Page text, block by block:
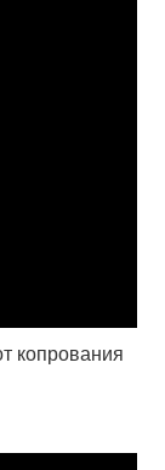
копрования